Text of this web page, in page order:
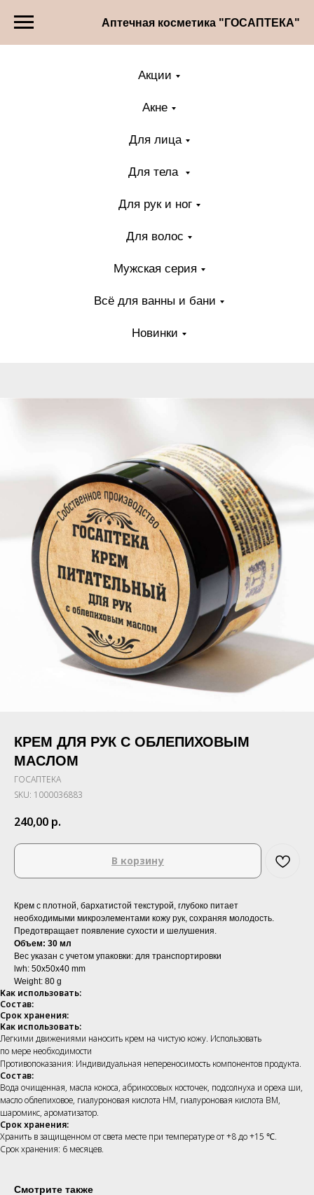
Аптечная косметика "ГОСАПТЕКА"
Акции
Акне
Для лица
Для тела
Для рук и ног
Для волос
Мужская серия
Всё для ванны и бани
Новинки
КРЕМ ДЛЯ РУК С ОБЛЕПИХОВЫМ
МАСЛОМ
ГОСАПТЕКА
SKU: 1000036883
240,00 р.
В корзину
Крем с плотной, бархатистой текстурой, глубоко питает
необходимыми микроэлементами кожу рук, сохраняя молодость.
Предотвращает появление сухости и шелушения.
Объем: 30 мл
Вес указан с учетом упаковки: для транспортировки
lwh: 50x50x40 mm
Weight: 80 g
Как использовать:
Состав:
Срок хранения:
Как использовать:
Легкими движениями наносить крем на чистую кожу. Использовать
по мере необходимости
Противопоказания: Индивидуальная непереносимость компонентов продукта.
Состав:
Вода очищенная, масла кокоса, абрикосовых косточек, подсолнуха и ореха ши,
масло облепиховое, гиалуроновая кислота НМ, гиалуроновая кислота ВМ,
шаромикс, ароматизатор.
Срок хранения:
Хранить в защищенном от света месте при температуре от +8 до +15 ℃.
Срок хранения: 6 месяцев.
Смотрите также